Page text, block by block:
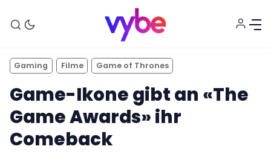
Gaming Filme Game of Thrones
Game-Ikone gibt an «The
Game Awards» ihr
Comeback